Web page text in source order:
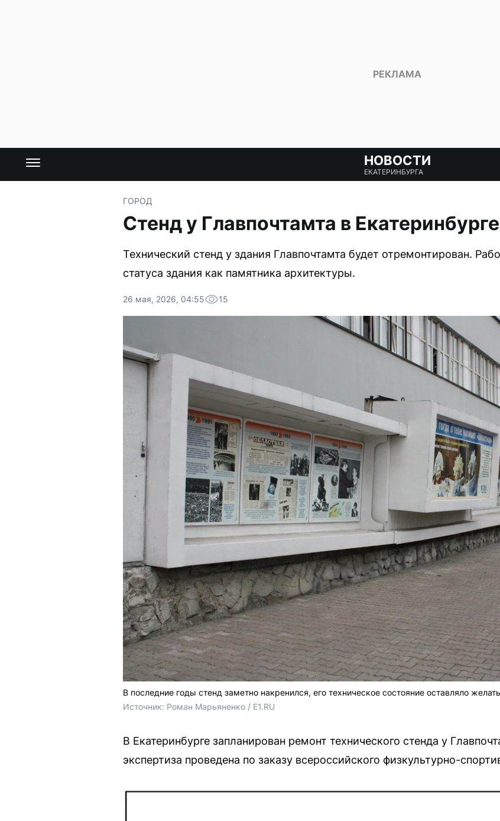
НОВОСТИ
ЕКАТЕРИНБУРГА
ГОРОД
Стенд у Главпочтамта в
Технический стенд у здания Главпочтамта будет отремонтирован.
статуса здания как памятника архитектуры.
26 мая, 2026, 04:55 15
В последние годы стенд заметно накренился, его техническое состояние оставляло
Источник: Роман Марьяненко / E1.RU
В Екатеринбурге запланирован ремонт технического стенда у
экспертиза проведена по заказу всероссийского физкультурно-